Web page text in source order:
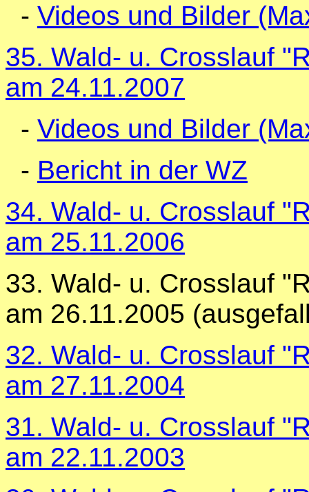
- Videos und Bilder
35. Wald- u. Crosslauf
am 24.11.2007
- Videos und Bilder
- Bericht in der WZ
34. Wald- u. Crosslauf
am 25.11.2006
33. Wald- u. Crosslauf
am 26.11.2005
32. Wald- u. Crosslauf
am 27.11.2004
31. Wald- u. Crosslauf
am 22.11.2003